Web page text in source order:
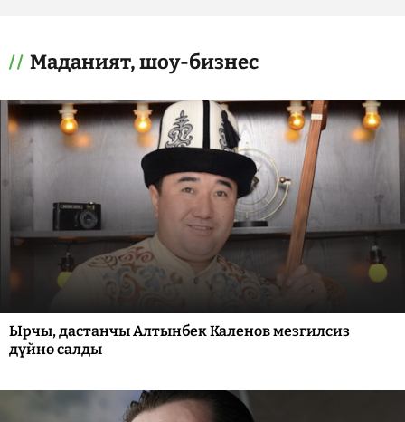
Маданият, шоу-бизнес
Ырчы, дастанчы Алтынбек Каленов мезгилсиз
дүйнө салды